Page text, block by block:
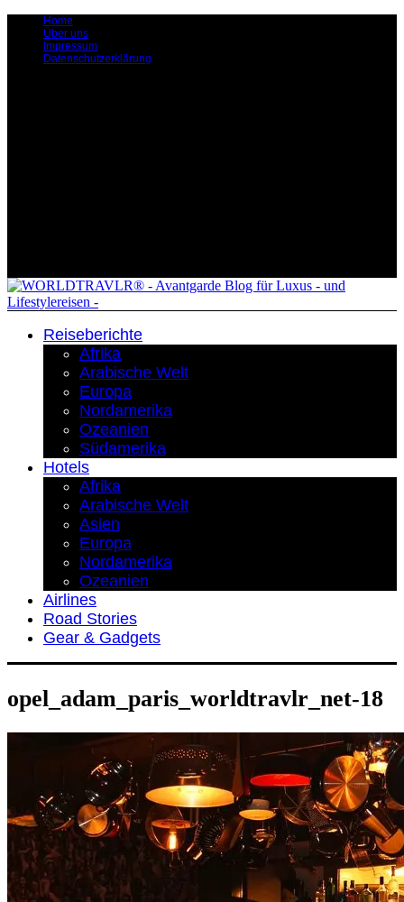
Home
Über uns
Impressum
Datenschutzerklärung
Reiseberichte
Afrika
Arabische Welt
Europa
Nordamerika
Ozeanien
Südamerika
Hotels
Afrika
Arabische Welt
Asien
Europa
Nordamerika
Ozeanien
Airlines
Road Stories
Gear & Gadgets
opel_adam_paris_worldtravlr_net-18